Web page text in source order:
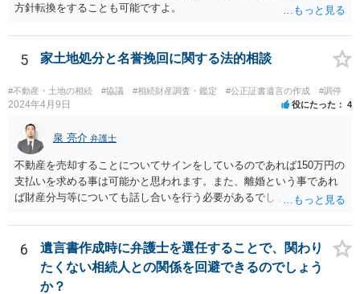
方針転換をすることも可能ですよ。
5 家土地処分と名誉挽回に関する法的相談
#不動産・土地の相続 #協議 #相続財産調査・鑑定 #公正証書遺言の作成 #調停
2024年4月9日 役にたった 4
泉 亮介 弁護士
不動産を売却することについてサインをしているのであれば150万円の
支払いを求める事は可能かと思われます。また、離婚という事であれ
ば財産分与等についても話し合いを行う必要があるでしょう。 細かい
士事務所へご相談されると良いでしょう。
6
遺言書作成時に弁護士を選任することで、関わり
たくない相続人との関係を回避できるのでしょう
か？